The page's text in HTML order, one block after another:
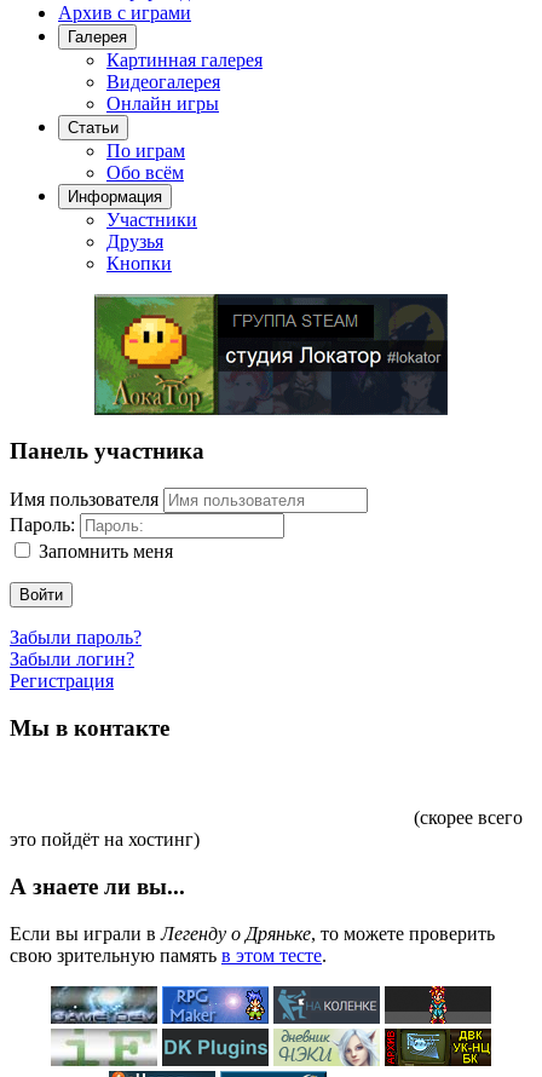
Архив с играми
Галерея
Картинная галерея
Видеогалерея
Онлайн игры
Статьи
По играм
Обо всём
Информация
Участники
Друзья
Кнопки
Панель участника
Имя пользователя
Пароль:
Запомнить меня
Войти
Забыли пароль?
Забыли логин?
Регистрация
Мы в контакте
(скорее всего
это пойдёт на хостинг)
А знаете ли вы...
Если вы играли вЛегенду о Дряньке, то можете проверить
свою зрительную память в этом тесте.